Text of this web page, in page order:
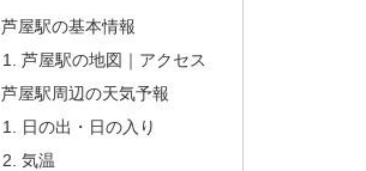
芦屋駅の基本情報
芦屋駅の地図｜アクセス
芦屋駅周辺の天気予報
日の出・日の入り
気温